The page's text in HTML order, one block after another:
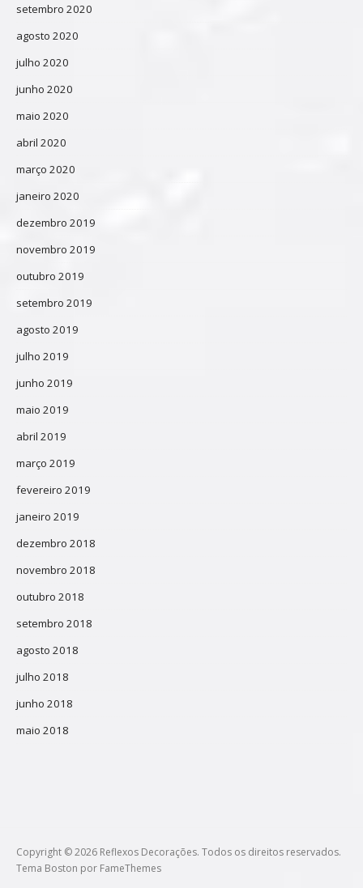
setembro 2020
agosto 2020
julho 2020
junho 2020
maio 2020
abril 2020
março 2020
janeiro 2020
dezembro 2019
novembro 2019
outubro 2019
setembro 2019
agosto 2019
julho 2019
junho 2019
maio 2019
abril 2019
março 2019
fevereiro 2019
janeiro 2019
dezembro 2018
novembro 2018
outubro 2018
setembro 2018
agosto 2018
julho 2018
junho 2018
maio 2018
Copyright © 2026 Reflexos Decorações. Todos os direitos reservados.
Tema Boston por FameThemes